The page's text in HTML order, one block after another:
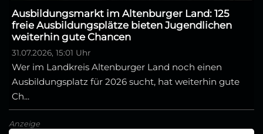
Ausbildungsmarkt im Altenburger Land: 125
freie Ausbildungsplätze bieten Jugendlichen
weiterhin gute Chancen
31.07.2026, 15:01 Uhr
Wer im Landkreis Altenburger Land noch einen
Ausbildungsplatz für 2026 sucht, hat weiterhin gute
Ch...
Anzeige